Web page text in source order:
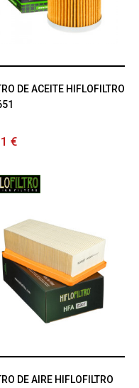
DE ACEITE HIFLOFILTRO
€
DE AIRE HIFLOFILTRO